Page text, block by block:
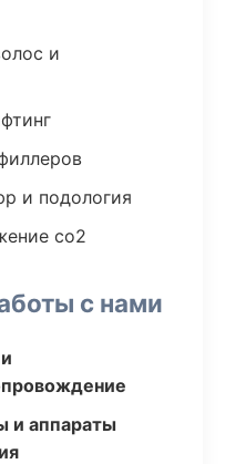
и
и подология
co2
с нами
и аппараты